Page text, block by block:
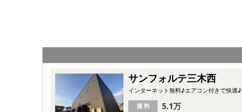
サンフォルテ三木西
インターネット無料♪エアコン付きで快適♪
賃 料 5.1万